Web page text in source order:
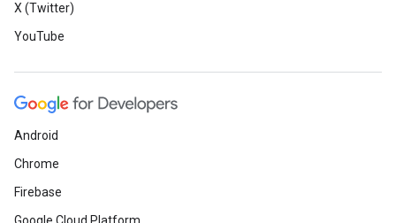
X (Twitter)
YouTube
Android
Chrome
Firebase